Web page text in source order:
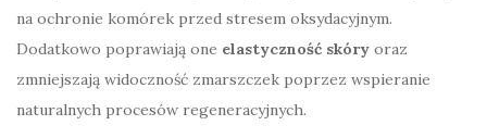
na ochronie komórek przed stresem oksydacyjnym.
Dodatkowo poprawiają one elastyczność skóry oraz
zmniejszają widoczność zmarszczek poprzez wspieranie
naturalnych procesów regeneracyjnych.